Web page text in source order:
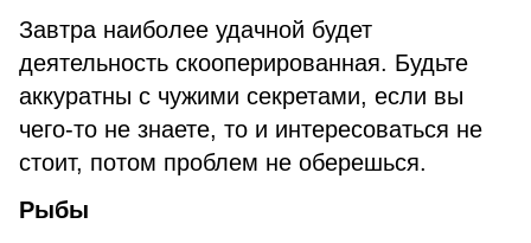
Завтра наиболее удачной будет
деятельность скооперированная. Будьте
аккуратны с чужими секретами, если вы
чего-то не знаете, то и интересоваться не
стоит, потом проблем не оберешься.
Рыбы